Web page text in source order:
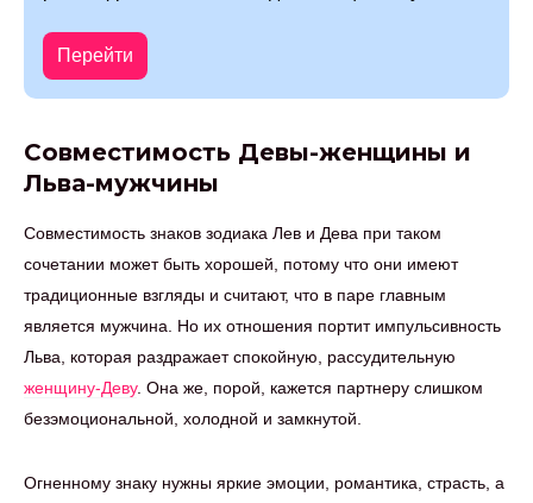
Перейти
Совместимость Девы-женщины и
Льва-мужчины
Совместимость знаков зодиака Лев и Дева при таком
сочетании может быть хорошей, потому что они имеют
традиционные взгляды и считают, что в паре главным
является мужчина. Но их отношения портит импульсивность
Льва, которая раздражает спокойную, рассудительную
женщину-Деву. Она же, порой, кажется партнеру слишком
безэмоциональной, холодной и замкнутой.
Огненному знаку нужны яркие эмоции, романтика, страсть, а